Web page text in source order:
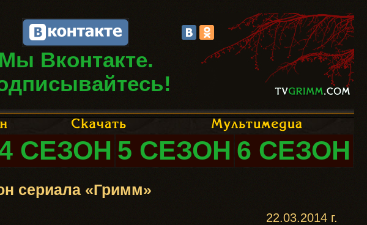
Мы Вконтакте.
СЕЗОН 5 СЕЗОН 6 СЕЗОН
сериала «Гримм»
22.03.2014 г.